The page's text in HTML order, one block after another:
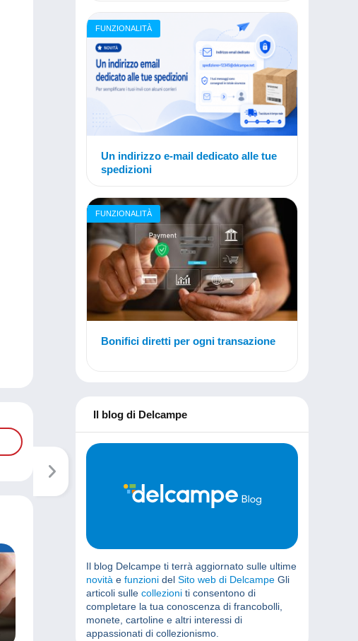
FUNZIONALITÀ
Un indirizzo e-mail dedicato alle tue
spedizioni
FUNZIONALITÀ
Bonifici diretti per ogni transazione
Il blog di Delcampe
Il blog Delcampe ti terrà aggiornato sulle ultime
novità e funzioni del Sito web di Delcampe Gli
articoli sulle collezioni ti consentono di
completare la tua conoscenza di francobolli,
monete, cartoline e altri interessi di
appassionati di collezionismo.